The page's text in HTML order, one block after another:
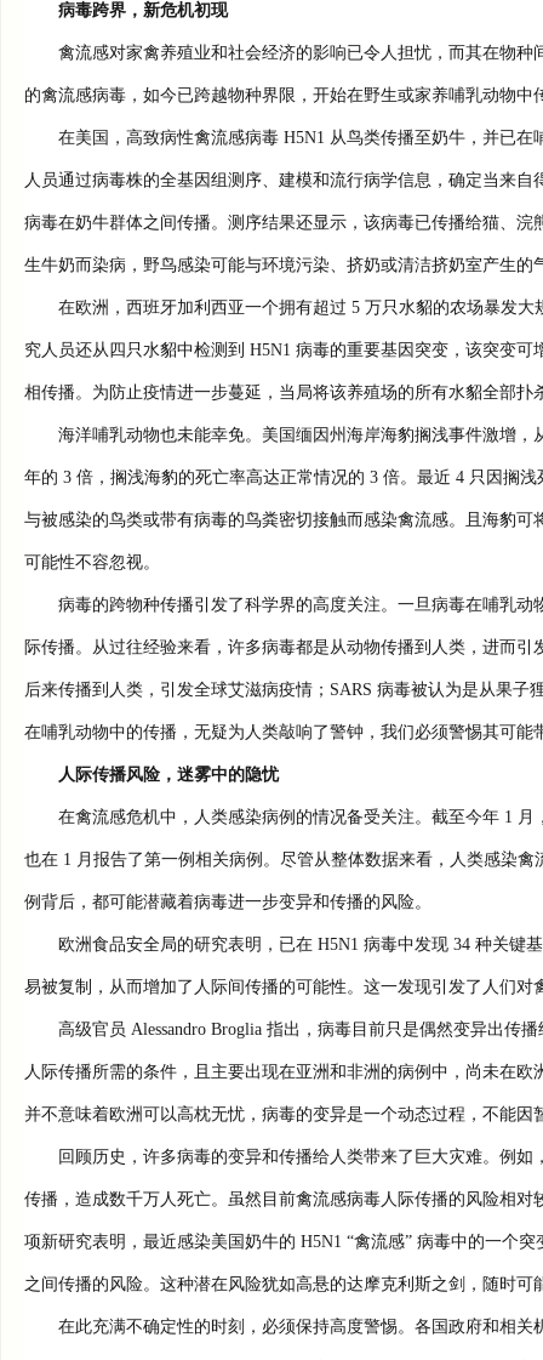
病毒跨界，新危机初现
禽流感对家禽养殖业和社会经济的影响已令人担忧，而其在物种
的禽流感病毒，如今已跨越物种界限，开始在野生或家养哺乳动物
在美国，高致病性禽流感病毒 H5N1 从鸟类传播至奶牛，并已在
人员通过病毒株的全基因组测序、建模和流行病学信息，确定当来
病毒在奶牛群体之间传播。测序结果还显示，该病毒已传播给猫、
生牛奶而染病，野鸟感染可能与环境污染、挤奶或清洁挤奶室产生的
在欧洲，西班牙加利西亚一个拥有超过 5 万只水貂的农场暴发大
究人员还从四只水貂中检测到 H5N1 病毒的重要基因突变，该突变
相传播。为防止疫情进一步蔓延，当局将该养殖场的所有水貂全部扑
海洋哺乳动物也未能幸免。美国缅因州海岸海豹搁浅事件激增，
年的 3 倍，搁浅海豹的死亡率高达正常情况的 3 倍。最近 4 只因搁
与被感染的鸟类或带有病毒的鸟粪密切接触而感染禽流感。且海豹
可能性不容忽视。
病毒的跨物种传播引发了科学界的高度关注。一旦病毒在哺乳动
际传播。从过往经验来看，许多病毒都是从动物传播到人类，进而
后来传播到人类，引发全球艾滋病疫情；SARS 病毒被认为是从果
在哺乳动物中的传播，无疑为人类敲响了警钟，我们必须警惕其可能
人际传播风险，迷雾中的隐忧
在禽流感危机中，人类感染病例的情况备受关注。截至今年 1 月
也在 1 月报告了第一例相关病例。尽管从整体数据来看，人类感染
例背后，都可能潜藏着病毒进一步变异和传播的风险。
欧洲食品安全局的研究表明，已在 H5N1 病毒中发现 34 种关键
易被复制，从而增加了人际间传播的可能性。这一发现引发了人们对
高级官员 Alessandro Broglia 指出，病毒目前只是偶然变异出传播
人际传播所需的条件，且主要出现在亚洲和非洲的病例中，尚未在
并不意味着欧洲可以高枕无忧，病毒的变异是一个动态过程，不能因
回顾历史，许多病毒的变异和传播给人类带来了巨大灾难。例如
传播，造成数千万人死亡。虽然目前禽流感病毒人际传播的风险相
项新研究表明，最近感染美国奶牛的 H5N1 “禽流感” 病毒中的一个
之间传播的风险。这种潜在风险犹如高悬的达摩克利斯之剑，随时可
在此充满不确定性的时刻，必须保持高度警惕。各国政府和相关